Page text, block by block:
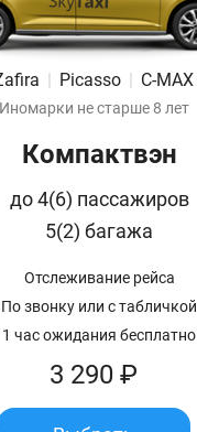
| Picasso | C-MAX
Иномарки не старше 8 лет
Компактвэн
до 4(6) пассажиров
5(2) багажа
Отслеживание рейса
По звонку или с табличкой
1 час ожидания бесплатно
3 290 ₽